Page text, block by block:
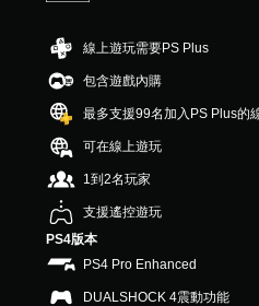
，
共
1
則
分
線上遊玩需要PS Plus
包含遊戲內購
最多支援99名加入PS Plus的
可在線上遊玩
1到2名玩家
支援遙控遊玩
PS4版本
PS4 Pro Enhanced
DUALSHOCK 4震動功能